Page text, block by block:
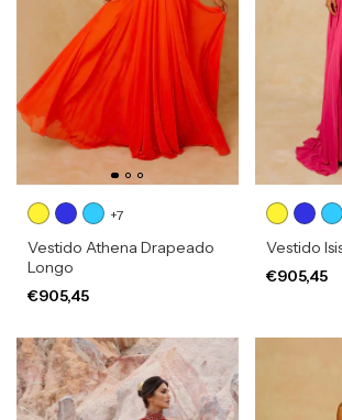
+7
Vestido Athena Drapeado
Longo
€905,45
Vestido
€905,45